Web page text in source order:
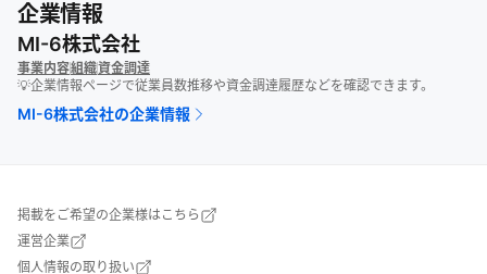
企業情報
MI-6株式会社
事業内容組織資金調達
💡企業情報ページで従業員数推移や資金調達履歴などを確認できます。
MI-6株式会社の企業情報
掲載をご希望の企業様はこちら
運営企業
個人情報の取り扱い